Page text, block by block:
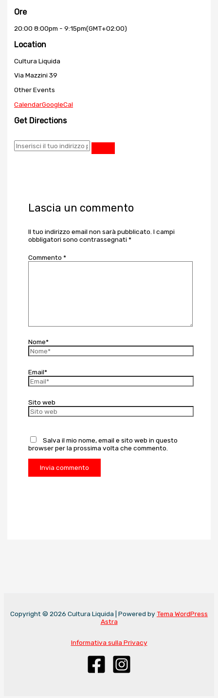
Ore
20:00 8:00pm - 9:15pm(GMT+02:00)
Location
Cultura Liquida
Via Mazzini 39
Other Events
CalendarGoogleCal
Get Directions
Lascia un commento
Il tuo indirizzo email non sarà pubblicato. I campi
obbligatori sono contrassegnati*
Commento*
Nome*
Email*
Sito web
Salva il mio nome, email e sito web in questo
browser per la prossima volta che commento.
Copyright © 2026 Cultura Liquida | Powered by Tema WordPress
Astra
Informativa sulla Privacy